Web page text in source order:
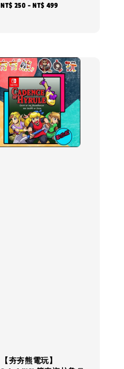
Regular
NT$ 250 -NT$ 499
【夯夯熊電玩】